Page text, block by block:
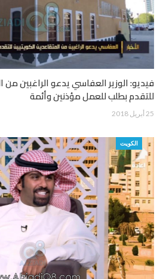
فيديو: الوزير العفاسي يدعو الراغبين من
للتقدم بطلب للعمل مؤذنين وأئمة
25 أبريل 2018
الكويت